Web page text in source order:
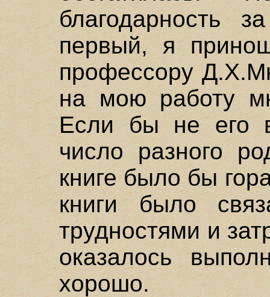
благодарность
первый, я
профессору
на мою работу
Если бы не его
число разного
книге было бы
книги было
трудностями и
оказалось
хорошо.